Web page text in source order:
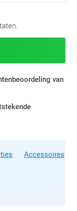
van
Accessoires